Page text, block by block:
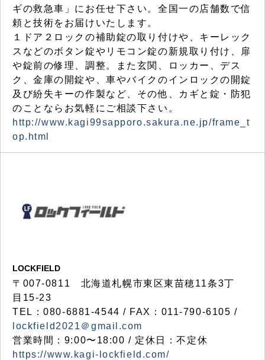
ギの救急車」にお任せ下さい。全国一の店舗数で信
頼と技術をお届けいたします。
１ドア２ロックの補助錠の取り付けや、キーレック
スなどのボタン錠やリモコン錠の新規取り付け、扉
や錠前の修理、調整。また玄関、ロッカー、デス
ク、金庫の開錠や、車やバイクのインロックの開錠
及び紛失キーの作製など、その他、カギと錠・防犯
のことならお気軽にご相談下さい。
http://www.kagi99sapporo.sakura.ne.jp/frame_t
op.html
LOCKFIELD
〒007-0811 北海道札幌市東区東苗穂11条3丁
目15-23
TEL：080-6881-4544 / FAX：011-790-6105 /
lockfield2021＠gmail.com
営業時間：9:00〜18:00 / 定休日：不定休
https://www.kagi-lockfield.com/